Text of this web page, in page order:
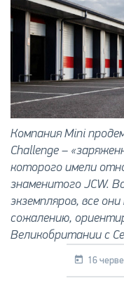
Компания Mini
Challenge –
которого имели
знаменитого JCW.
экземпляров, все
сожалению,
Великобритании с
16